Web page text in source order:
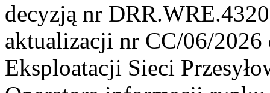
decyzją nr
aktualizacji nr CC/06/
Eksploatacji Sieci